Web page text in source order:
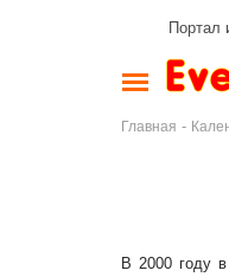
Портал
Главная -
В 2000 году